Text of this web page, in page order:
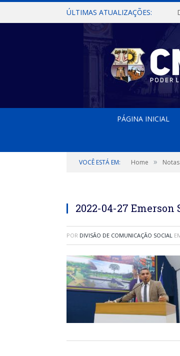
ÚLTIMAS ATUALIZAÇÕES:
PÁGINA INICIAL
VOCÊ ESTÁ EM: Home » Notas
2022-04-27 Emerson
POR DIVISÃO DE COMUNICAÇÃO SOCIAL